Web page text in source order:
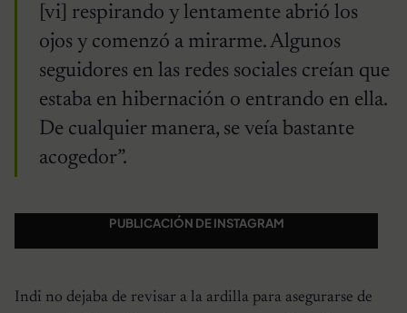
[vi] respirando y lentamente abrió los
ojos y comenzó a mirarme. Algunos
seguidores en las redes sociales creían que
estaba en hibernación o entrando en ella.
De cualquier manera, se veía bastante
acogedor”.
PUBLICACIÓN DE INSTAGRAM
Indi no dejaba de revisar a la ardilla para asegurarse de